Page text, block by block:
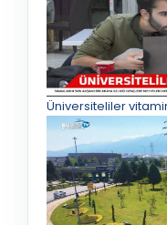
Üniversiteliler